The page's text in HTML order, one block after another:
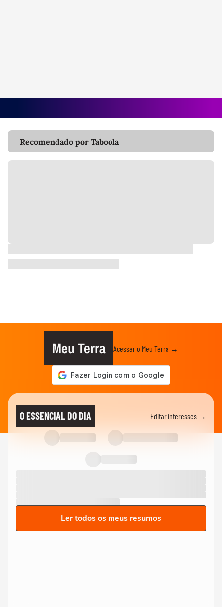
Recomendado por Taboola
Meu Terra Acessar o Meu Terra →
O ESSENCIAL DO DIA Editar interesses →
Ler todos os meus resumos